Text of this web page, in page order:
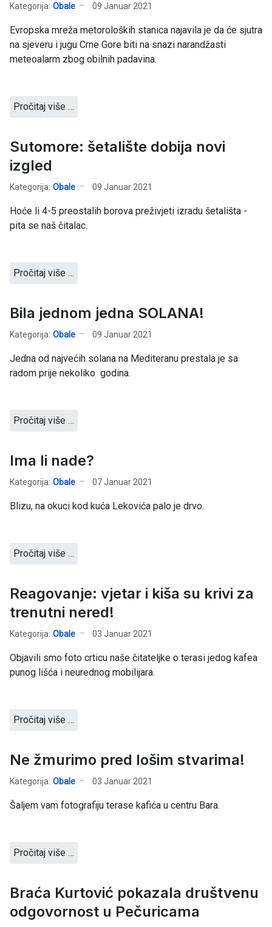
Kategorija: Obale 09 Januar 2021
Evropska mreža metoroloških stanica najavila je da će sjutra
na sjeveru i jugu Crne Gore biti na snazi narandžasti
meteoalarm zbog obilnih padavina.
Pročitaj više …
Sutomore: šetalište dobija novi
izgled
Kategorija: Obale 09 Januar 2021
Hoće li 4-5 preostalih borova preživjeti izradu šetališta -
pita se naš čitalac.
Pročitaj više …
Bila jednom jedna SOLANA!
Kategorija: Obale 09 Januar 2021
Jedna od najvećih solana na Mediteranu prestala je sa
radom prije nekoliko godina.
Pročitaj više …
Ima li nade?
Kategorija: Obale 07 Januar 2021
Blizu, na okuci kod kuća Lekovića palo je drvo.
Pročitaj više …
Reagovanje: vjetar i kiša su krivi za
trenutni nered!
Kategorija: Obale 03 Januar 2021
Objavili smo foto crticu naše čitateljke o terasi jedog kafea
punog lišća i neurednog mobilijara.
Pročitaj više …
Ne žmurimo pred lošim stvarima!
Kategorija: Obale 03 Januar 2021
Šaljem vam fotografiju terase kafića u centru Bara.
Pročitaj više …
Braća Kurtović pokazala društvenu
odgovornost u Pečuricama